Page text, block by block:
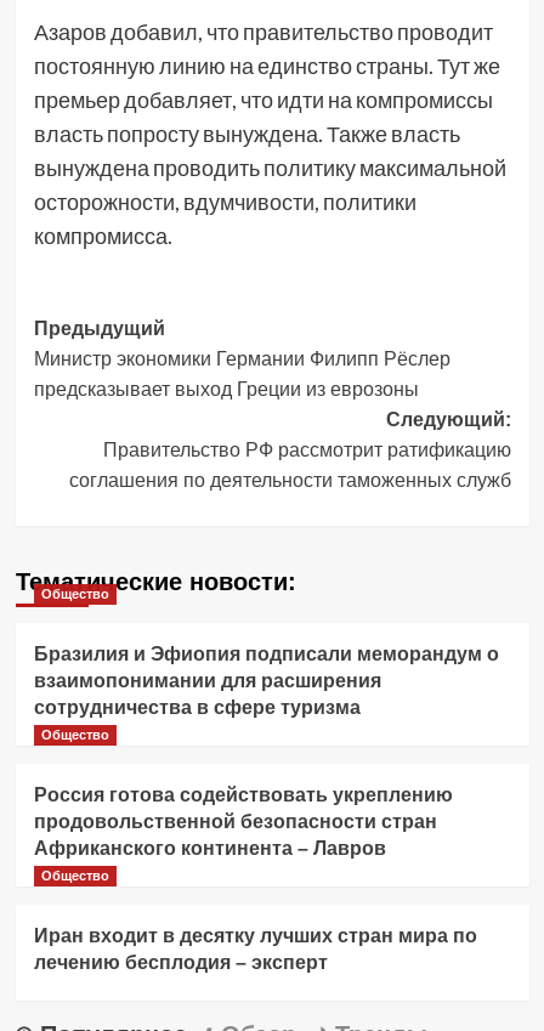
Азаров добавил, что правительство проводит
постоянную линию на единство страны. Тут же
премьер добавляет, что идти на компромиссы
власть попросту вынуждена. Также власть
вынуждена проводить политику максимальной
осторожности, вдумчивости, политики
компромисса.
Навигация
записи
Предыдущий
Министр экономики Германии Филипп Рёслер
предсказывает выход Греции из еврозоны
Следующий:
Правительство РФ рассмотрит ратификацию
соглашения по деятельности таможенных служб
Тематические новости:
Общество
Бразилия и Эфиопия подписали меморандум о
взаимопонимании для расширения
сотрудничества в сфере туризма
Общество
Россия готова содействовать укреплению
продовольственной безопасности стран
Африканского континента – Лавров
Общество
Иран входит в десятку лучших стран мира по
лечению бесплодия – эксперт